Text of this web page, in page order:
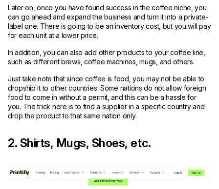
Later on, once you have found success in the coffee niche, you
can go ahead and expand the business and turn it into a private-
label one. There is going to be an inventory cost, but you will pay
for each unit at a lower price.
In addition, you can also add other products to your coffee line,
such as different brews, coffee machines, mugs, and others.
Just take note that since coffee is food, you may not be able to
dropship it to other countries. Some nations do not allow foreign
food to come in without a permit, and this can be a hassle for
you. The trick here is to find a supplier in a specific country and
drop the product to that same nation only.
2. Shirts, Mugs, Shoes, etc.